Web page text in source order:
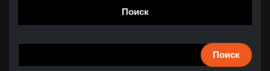
Поиск
Поиск